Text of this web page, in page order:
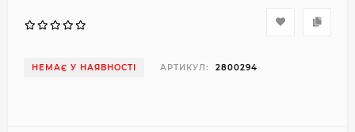
НЕМАЄ У НАЯВНОСТІ АРТИКУЛ: 2800294